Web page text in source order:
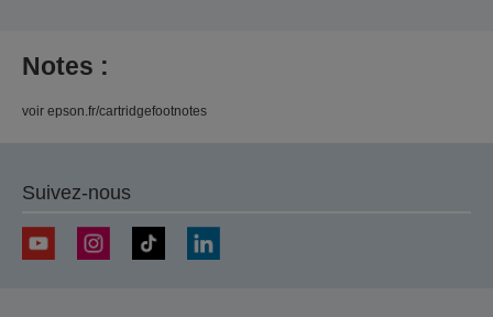
Notes :
voir epson.fr/cartridgefootnotes
Suivez-nous